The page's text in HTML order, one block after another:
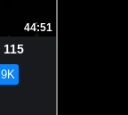
44:51